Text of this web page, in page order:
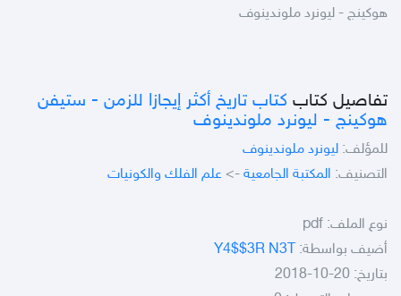
هوكينج - ليونرد ملوندينوف
تفاصيل كتاب كتاب تاريخ أكثر إيجازا للزمن - ستيفن
هوكينج - ليونرد ملوندينوف
للمؤلف: ليونرد ملوندينوف
التصنيف: المكتبة الجامعية -> علم الفلك والكونيات
نوع الملف: pdf
أضيف بواسطة: Y4$$3R N3T
بتاريخ: 20-10-2018